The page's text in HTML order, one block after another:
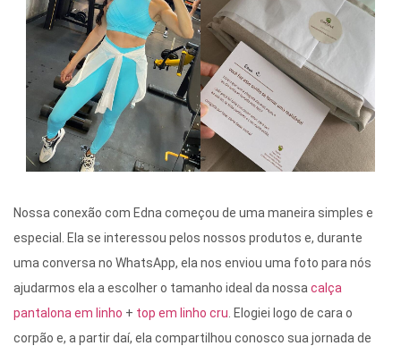
Nossa conexão com Edna começou de uma maneira simples e
especial. Ela se interessou pelos nossos produtos e, durante
uma conversa no WhatsApp, ela nos enviou uma foto para nós
ajudarmos ela a escolher o tamanho ideal da nossa calça
pantalona em linho + top em linho cru . Elogiei logo de cara o
corpão e, a partir daí, ela compartilhou conosco sua jornada de